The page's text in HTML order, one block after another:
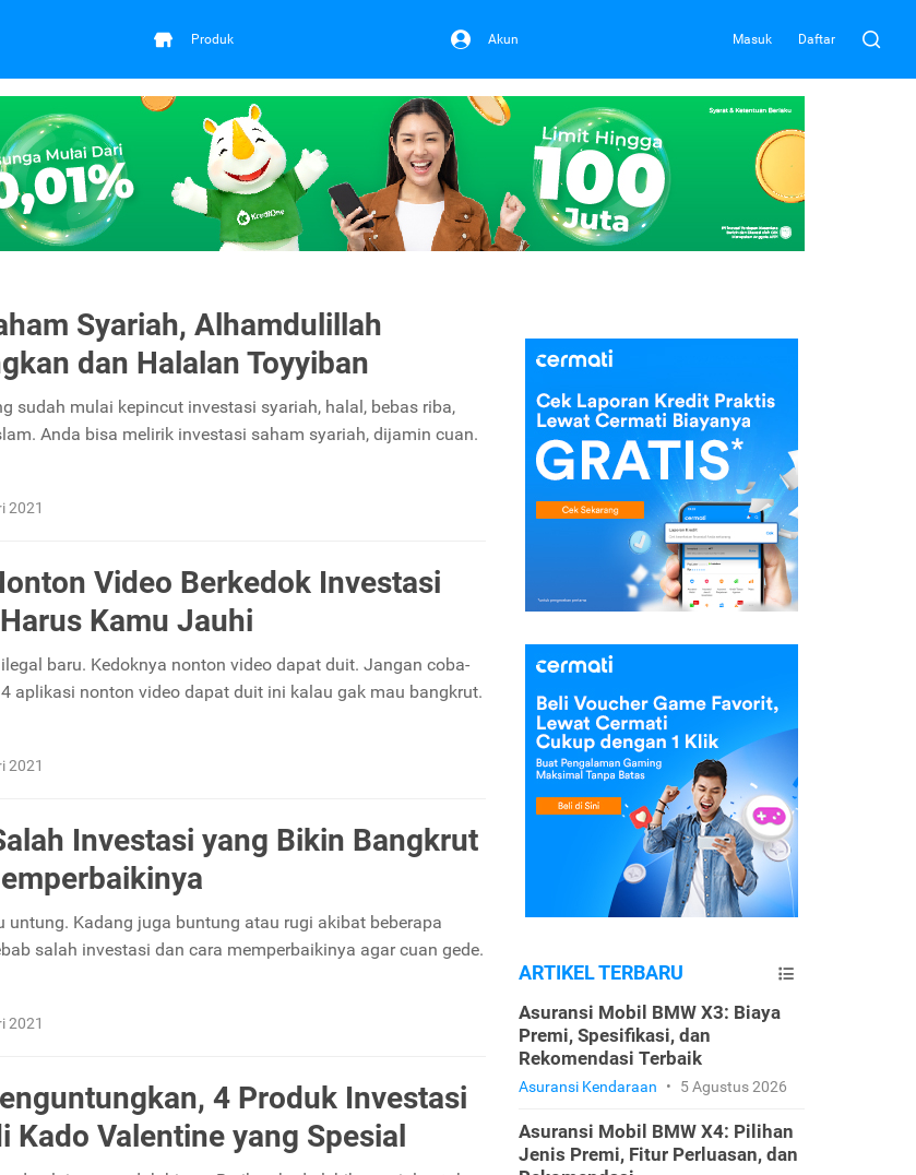
Produk Akun Masuk Daftar
Syariah, Alhamdulillah
dan Halalan Toyyiban
sudah mulai kepincut investasi syariah, halal, bebas riba,
Anda bisa melirik investasi saham syariah, dijamin cuan.
2021
Video Berkedok Investasi
Kamu Jauhi
baru. Kedoknya nonton video dapat duit. Jangan coba-
aplikasi nonton video dapat duit ini kalau gak mau bangkrut.
2021
Investasi yang Bikin Bangkrut
untung. Kadang juga buntung atau rugi akibat beberapa
salah investasi dan cara memperbaikinya agar cuan gede.
2021
4 Produk Investasi
Kado Valentine yang Spesial
ARTIKEL TERBARU
Asuransi Mobil BMW X3: Biaya
Premi, Spesifikasi, dan
Rekomendasi Terbaik
Asuransi Kendaraan • 5 Agustus 2026
Asuransi Mobil BMW X4: Pilihan
Jenis Premi, Fitur Perluasan, dan